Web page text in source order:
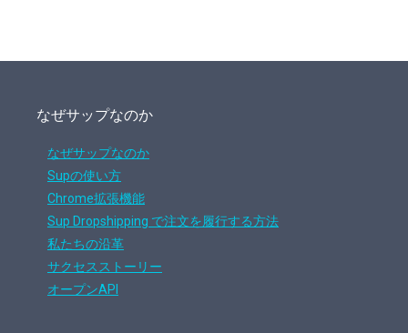
なぜサップなのか
なぜサップなのか
Supの使い方
Chrome拡張機能
Sup Dropshipping で注文を履行する方法
私たちの沿革
サクセスストーリー
オープンAPI